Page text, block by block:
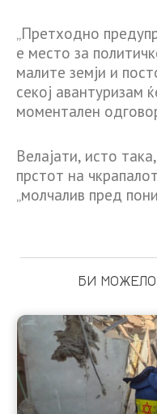
„Претходно
е место за
малите земји и
секој авантуризам
моментален
Велајати, исто
прстот на
„молчалив пред
БИ